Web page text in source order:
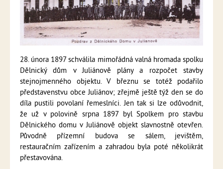
28. února 1897 schválila mimořádná valná hromada spolku
Dělnický dům v Juliánově plány a rozpočet stavby
stejnojmenného objektu. V březnu se totéž podařilo
představenstvu obce Juliánov; zřejmě ještě týž den se do
díla pustili povolaní řemeslníci. Jen tak si lze odůvodnit,
že už v polovině srpna 1897 byl Spolkem pro stavbu
Dělnického domu v Juliánově objekt slavnostně otevřen.
Původně přízemní budova se sálem, jevištěm,
restauračním zařízením a zahradou byla poté několikrát
přestavována.